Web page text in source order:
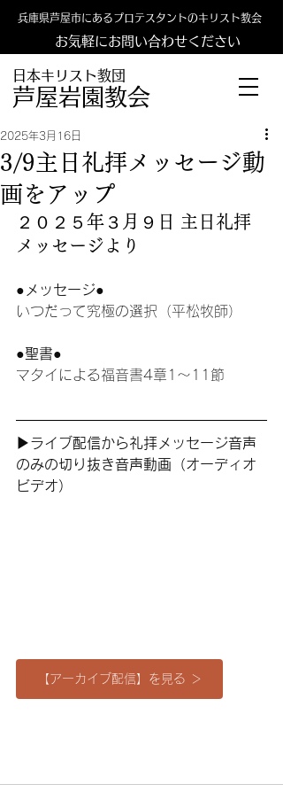
日本キリスト教団
​​芦屋岩園教会
兵庫県芦屋市にあるプロテスタントのキリスト教会
お気軽にお問い合わせください
3/9主日礼拝メッセージ動
画をアップ
2025年3月16日
２０２５年３月９日 主日礼拝
メッセージより
●メッセージ●
いつだって究極の選択（平松牧師）
●聖書●
マタイによる福音書4章1〜11節
▶︎ライブ配信から礼拝メッセージ音声
のみの切り抜き音声動画（オーディオ
ビデオ）
【アーカイブ配信】を見る ＞